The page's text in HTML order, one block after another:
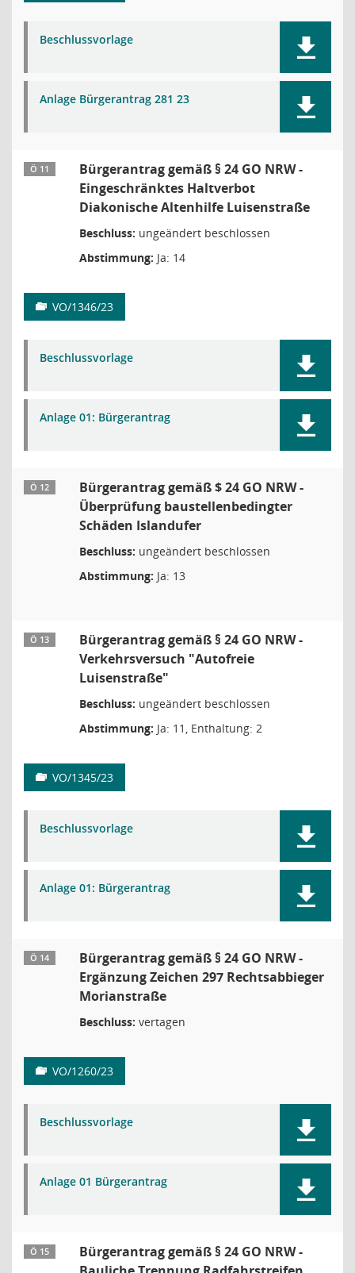
Beschlussvorlage
Anlage Bürgerantrag 281 23
Ö 11
Bürgerantrag gemäß § 24 GO NRW -
Eingeschränktes Haltverbot
Diakonische Altenhilfe Luisenstraße
Beschluss: ungeändert beschlossen
Abstimmung: Ja: 14
VO/1346/23
Beschlussvorlage
Anlage 01: Bürgerantrag
Ö 12
Bürgerantrag gemäß $ 24 GO NRW -
Überprüfung baustellenbedingter
Schäden Islandufer
Beschluss: ungeändert beschlossen
Abstimmung: Ja: 13
Ö 13
Bürgerantrag gemäß § 24 GO NRW -
Verkehrsversuch "Autofreie
Luisenstraße"
Beschluss: ungeändert beschlossen
Abstimmung: Ja: 11, Enthaltung: 2
VO/1345/23
Beschlussvorlage
Anlage 01: Bürgerantrag
Ö 14
Bürgerantrag gemäß § 24 GO NRW -
Ergänzung Zeichen 297 Rechtsabbieger
Morianstraße
Beschluss: vertagen
VO/1260/23
Beschlussvorlage
Anlage 01 Bürgerantrag
Ö 15
Bürgerantrag gemäß § 24 GO NRW -